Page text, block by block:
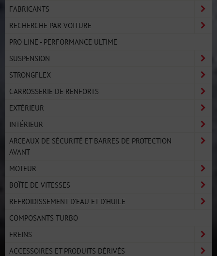
FABRICANTS
RECHERCHE PAR VOITURE
PRO LINE - PERFORMANCE ULTIME
SUSPENSION
STRONGFLEX
CARROSSERIE DE RENFORTS
EXTÉRIEUR
INTÉRIEUR
ARCEAUX DE SÉCURITÉ ET BARRES DE PROTECTION
AVANT
MOTEUR
BOÎTE DE VITESSES
REFROIDISSEMENT D'EAU ET D'HUILE
COMPOSANTS TURBO
FREINS
ACCESSOIRES ET PRODUITS DÉRIVÉS